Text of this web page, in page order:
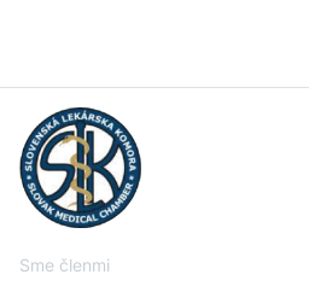
Sme členmi